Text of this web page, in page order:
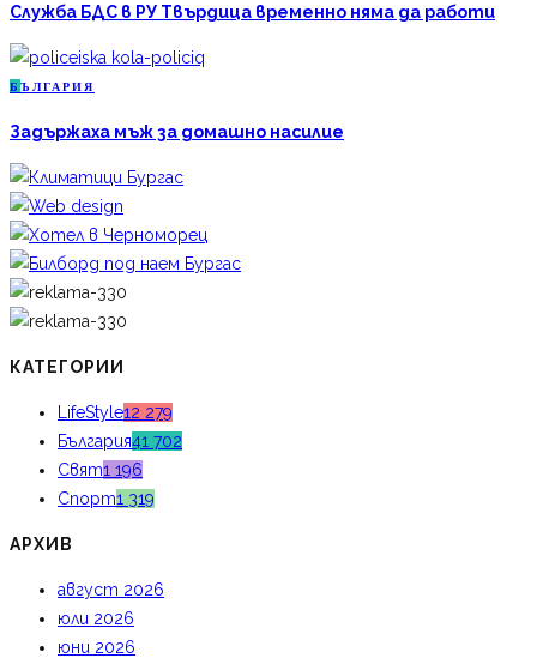
Служба БДС в РУ Твърдица временно няма да работи
Б ЪЛГАРИЯ
Задържаха мъж за домашно насилие
КАТЕГОРИИ
LifeStyle12 279
България41 702
Свят1 196
Спорт1 319
АРХИВ
август 2026
юли 2026
юни 2026